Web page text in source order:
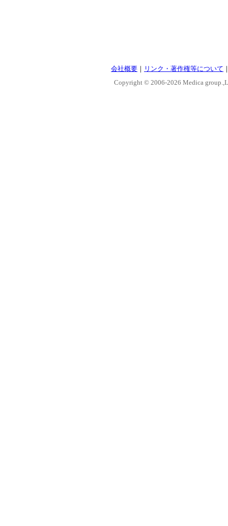
会社概要 ｜ リンク・著作権等について
Copyright © 2006-2026 Medica